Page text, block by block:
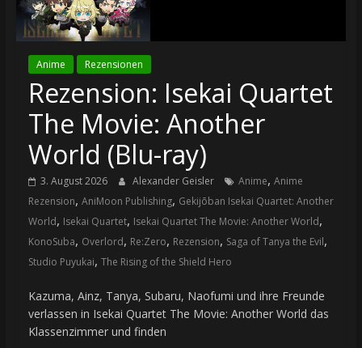
Anime Rezensionen
Rezension: Isekai Quartet
The Movie: Another
World (Blu-ray)
3. August 2026 Alexander Geisler Anime, Anime
Rezension, AniMoon Publishing, Gekijōban Isekai Quartet: Another
World, Isekai Quartet, Isekai Quartet The Movie: Another World,
KonoSuba, Overlord, Re:Zero, Rezension, Saga of Tanya the Evil,
Studio Puyukai, The Rising of the Shield Hero
Kazuma, Ainz, Tanya, Subaru, Naofumi und ihre Freunde
verlassen in Isekai Quartet The Movie: Another World das
Klassenzimmer und finden